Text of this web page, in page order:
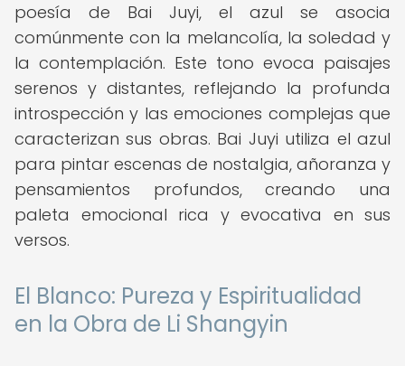
poesía de Bai Juyi, el azul se asocia
comúnmente con la melancolía, la soledad y
la contemplación. Este tono evoca paisajes
serenos y distantes, reflejando la profunda
introspección y las emociones complejas que
caracterizan sus obras. Bai Juyi utiliza el azul
para pintar escenas de nostalgia, añoranza y
pensamientos profundos, creando una
paleta emocional rica y evocativa en sus
versos.
El Blanco: Pureza y Espiritualidad
en la Obra de Li Shangyin